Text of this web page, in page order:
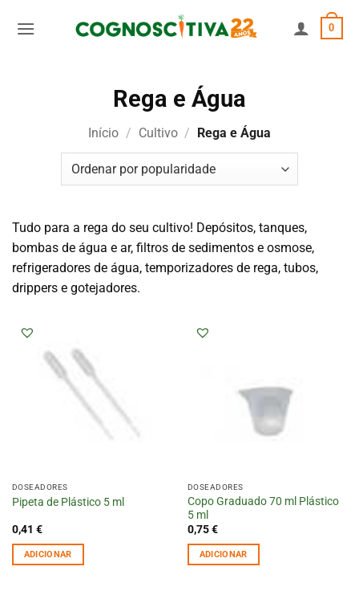
0
Rega e Água
Início / Cultivo / Rega e Água
Tudo para a rega do seu cultivo! Depósitos, tanques,
bombas de água e ar, filtros de sedimentos e osmose,
refrigeradores de água, temporizadores de rega, tubos,
drippers e gotejadores.
DOSEADORES
Pipeta de Plástico 5 ml
0,41 €
ADICIONAR
DOSEADORES
Copo Graduado 70 ml Plástico
5 ml
0,75€
ADICIONAR